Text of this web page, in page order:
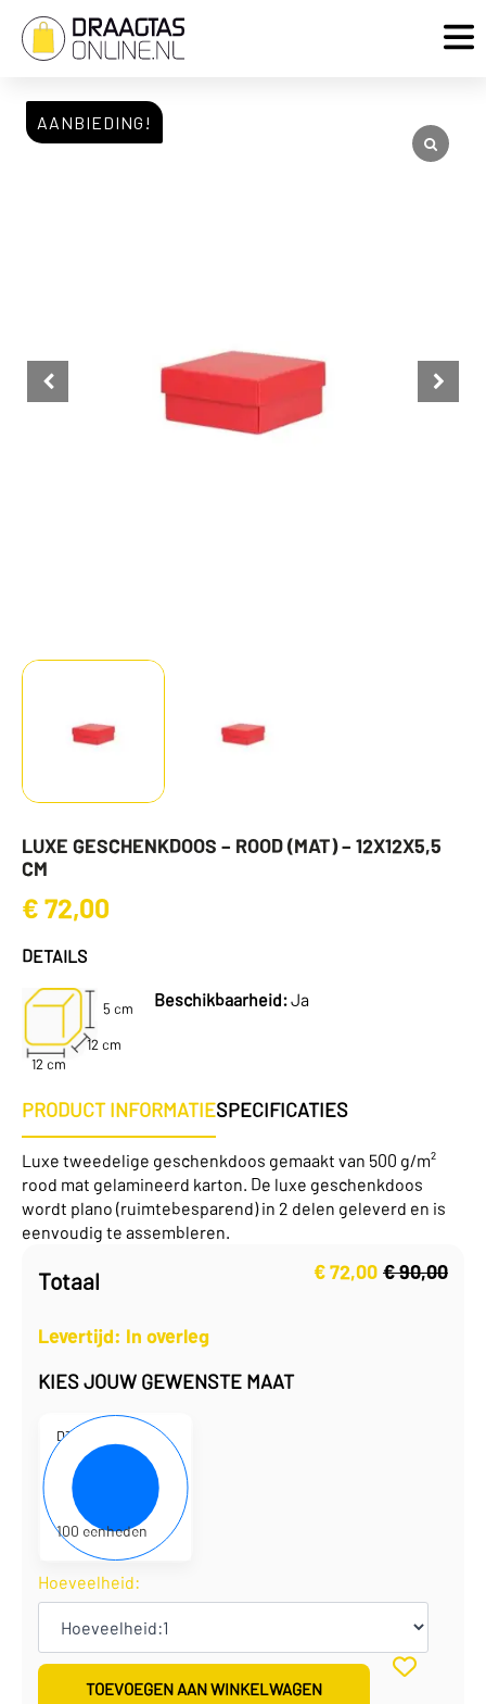
AANBIEDING!
LUXE GESCHENKDOOS – ROOD (MAT) – 12X12X5,5
CM
€ 72,00
DETAILS
5 cm
12 cm
12 cm
Beschikbaarheid:Ja
PRODUCT INFORMATIESPECIFICATIES
Luxe tweedelige geschenkdoos gemaakt van 500 g/m²
rood mat gelamineerd karton. De luxe geschenkdoos
wordt plano (ruimtebesparend) in 2 delen geleverd en is
eenvoudig te assembleren.
Totaal €90,00
Oorspronkelijke
€72,00
Huidige
Levertijd: In overleg
KIES JOUW GEWENSTE MAAT
D330128
12 x 12 x 5,5 cm
0,72 per eenheid
72,00 per doos
100 eenheden
Hoeveelheid:
TOEVOEGEN AAN WINKELWAGEN